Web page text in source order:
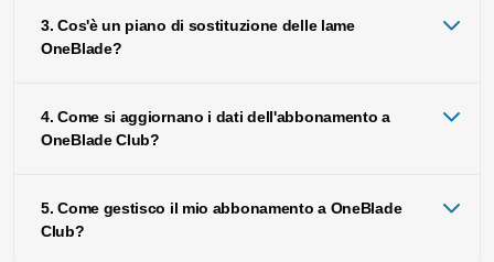
3. Cos'è un piano di sostituzione delle lame
OneBlade?
4. Come si aggiornano i dati dell'abbonamento a
OneBlade Club?
5. Come gestisco il mio abbonamento a OneBlade
Club?